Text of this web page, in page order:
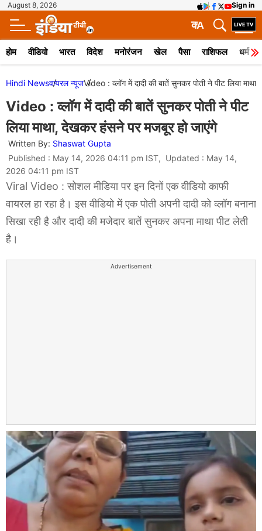
August 8, 2026 Sign in
A
क
होम वीडियो भारत विदेश मनोरंजन खेल पैसा राशिफल धर्म
Hindi Newsवायरल न्‍यूजVideo : व्लॉग में दादी की बातें सुनकर पोती ने पीट लिया
Video : व्लॉग में दादी की बातें सुनकर पोती ने पीट
लिया माथा, देखकर हंसने पर मजबूर हो जाएंगे
Written By: Shaswat Gupta
Published : May 14, 2026 04:11 pm IST, Updated : May 14,
2026 04:11 pm IST
Viral Video : सोशल मीडिया पर इन दिनों एक वीडियो काफी
वायरल हा रहा है। इस वीडियो में एक पोती अपनी दादी को व्लॉग बनाना
सिखा रही है और दादी की मजेदार बातें सुनकर अपना माथा पीट लेती
है।
Advertisement